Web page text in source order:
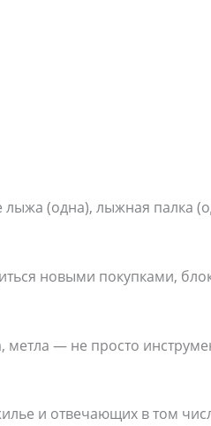
лыжа (одна), лыжная палка
новыми покупками,
метла — не просто
и отвечающих в том